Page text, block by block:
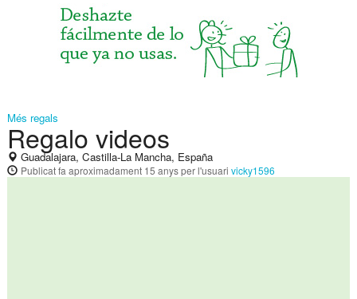
Més regals
Regalo videos
Guadalajara, Castilla-La Mancha, España
Publicatfa aproximadament 15 anysper l'usuari vicky1596